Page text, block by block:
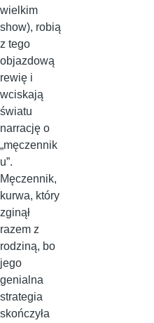
wielkim
show), robią
z tego
objazdową
rewię i
wciskają
światu
narrację o
„męczennik
u”.
Męczennik,
kurwa, który
zginął
razem z
rodziną, bo
jego
genialna
strategia
skończyła